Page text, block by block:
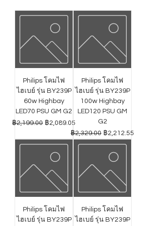
Philips โคมไฟ
ไฮเบย์ รุ่น BY239P
60w Highbay
LED70 PSU GM G2
ราคาปกติ
฿2,199.00 ราคาขายลด
฿2,089.05
Philips โคมไฟ
ไฮเบย์ รุ่น BY239P
100w Highbay
LED120 PSU GM
G2
ราคาปกติ
฿2,329.00 ราคาขายลด
฿2,212.55
Philips โคมไฟ
ไฮเบย์ รุ่น BY239P
Philips โคมไฟ
ไฮเบย์ รุ่น BY239P